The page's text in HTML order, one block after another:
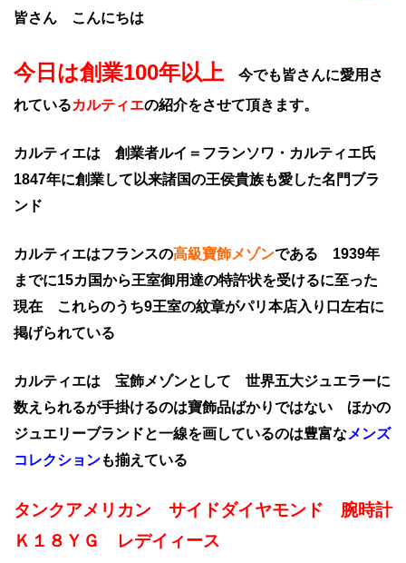
皆さん こんにちは
今日は創業100年以上 今でも皆さんに愛用さ
れているカルティエの紹介をさせて頂きます。
カルティエは 創業者ルイ＝フランソワ・カルティエ氏
1847年に創業して以来諸国の王侯貴族も愛した名門ブラ
ンド
カルティエはフランスの高級寶飾メゾンである 1939年
までに15カ国から王室御用達の特許状を受けるに至った
現在 これらのうち9王室の紋章がパリ本店入り口左右に
掲げられている
カルティエは 宝飾メゾンとして 世界五大ジュエラーに
数えられるが手掛けるのは寶飾品ばかりではない ほかの
ジュエリーブランドと一線を画しているのは豊富なメンズ
コレクションも揃えている
タンクアメリカン サイドダイヤモンド 腕時計
Ｋ１８ＹＧ レデイィース